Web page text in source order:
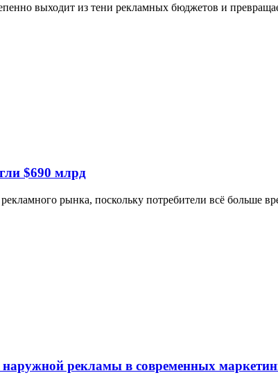
выходит из тени рекламных бюджетов и
$690 млрд
рынка, поскольку потребители всё больше
рекламы в современных